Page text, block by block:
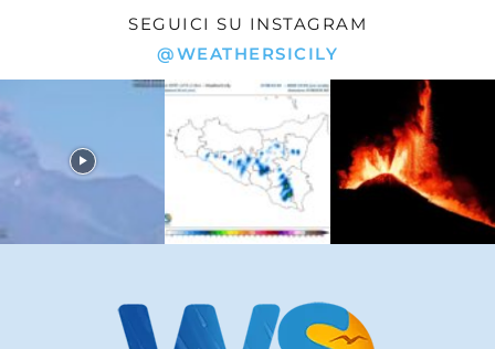
SEGUICI SU INSTAGRAM
@WEATHERSICILY